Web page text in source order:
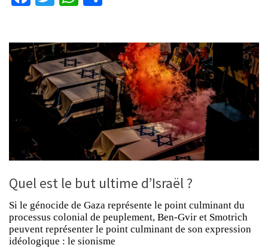
Quel est le but ultime d’Israël ?
Si le génocide de Gaza représente le point culminant du
processus colonial de peuplement, Ben-Gvir et Smotrich
peuvent représenter le point culminant de son expression
idéologique : le sionisme